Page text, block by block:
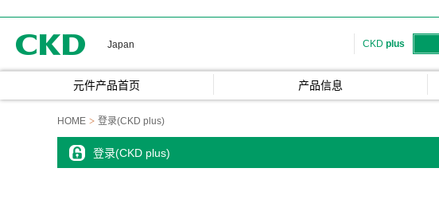
Japan CKD plus
元件产品首页 产品信息
HOME 登录(CKD plus)
登录(CKD plus)